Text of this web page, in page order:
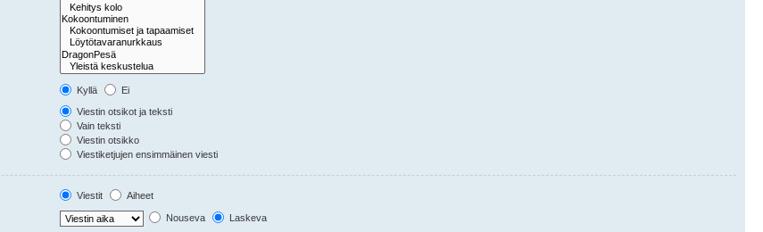
Kyllä
Ei
Viestin otsikot ja teksti
Vain teksti
Viestin otsikko
Viestiketjujen ensimmäinen viesti
Viestit
Aiheet
Nouseva Laskeva